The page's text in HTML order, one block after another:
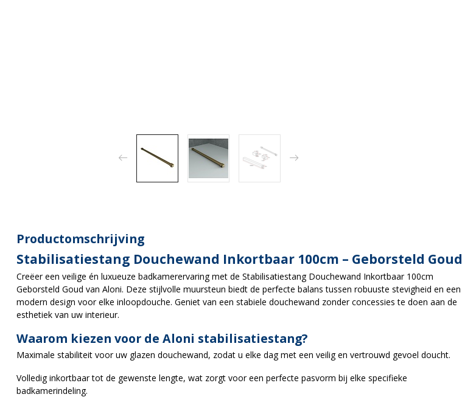
Productomschrijving
Stabilisatiestang Douchewand Inkortbaar 100cm – Geborsteld Goud
Creëer een veilige én luxueuze badkamerervaring met de Stabilisatiestang Douchewand Inkortbaar 100cm
Geborsteld Goud van Aloni. Deze stijlvolle muursteun biedt de perfecte balans tussen robuuste stevigheid en een
modern design voor elke inloopdouche. Geniet van een stabiele douchewand zonder concessies te doen aan de
esthetiek van uw interieur.
Waarom kiezen voor de Aloni stabilisatiestang?
Maximale stabiliteit voor uw glazen douchewand, zodat u elke dag met een veilig en vertrouwd gevoel doucht.
Volledig inkortbaar tot de gewenste lengte, wat zorgt voor een perfecte pasvorm bij elke specifieke
badkamerindeling.